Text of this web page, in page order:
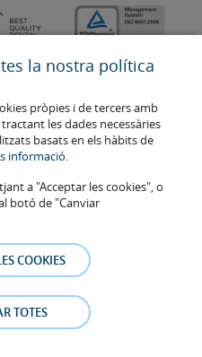
E08646940
sinó complementa la
consulti amb el metge de
amb el seu consentiment i es
dels pacients.
la nostra política
pròpies i de tercers amb
les dades necessàries
basats en els hàbits de
informació.
a "Acceptar les cookies", o
botó de "Canviar
COOKIES
TOTES